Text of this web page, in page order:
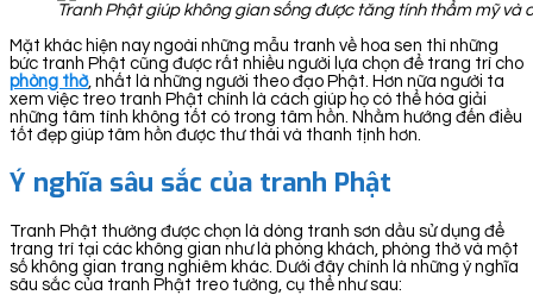
Tranh Phật giúp không gian sống được tăng tính thẩm mỹ và
Mặt khác hiện nay ngoài những mẫu tranh về hoa sen thì những
bức tranh Phật cũng được rất nhiều người lựa chọn để trang trí cho
phòng thờ, nhất là những người theo đạo Phật. Hơn nữa người ta
xem việc treo tranh Phật chính là cách giúp họ có thể hóa giải
những tâm tính không tốt có trong tâm hồn. Nhằm hướng đến điều
tốt đẹp giúp tâm hồn được thư thái và thanh tịnh hơn.
Ý nghĩa sâu sắc của tranh Phật
Tranh Phật thường được chọn là dòng tranh sơn dầu sử dụng để
trang trí tại các không gian như là phòng khách, phòng thờ và một
số không gian trang nghiêm khác. Dưới đây chính là những ý nghĩa
sâu sắc của tranh Phật treo tường, cụ thể như sau: